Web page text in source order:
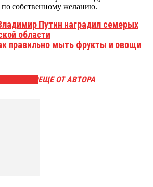
собственному желанию.
Путин наградил семерых
области
правильно мыть фрукты и овощи
ЕЩЕ ОТ АВТОРА